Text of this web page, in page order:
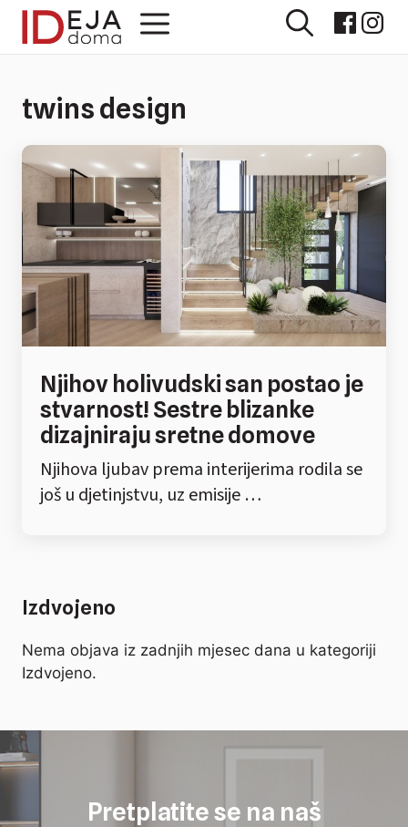
Preskoči
twins design
Njihov holivudski san postao je
stvarnost! Sestre blizanke
dizajniraju sretne domove
Njihova ljubav prema interijerima rodila se
još u djetinjstvu, uz emisije …
Izdvojeno
Nema objava iz zadnjih mjesec dana u kategoriji
Izdvojeno.
Pretplatite se na naš